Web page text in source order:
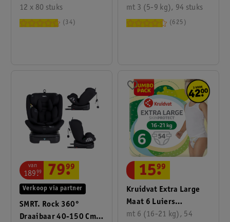
Babydoekjes Valuepack
12 x 80 stuks
34
mt 3 (5-9 kg), 94 stuks
625
SMRT. Rock 360°
Draaibaar 40-150 Cm
Verkoop via partner
van
189.
99 79.
99
Kruidvat Extra Large
Maat 6 Luiers
Jumbopack
mt 6 (16-21 kg), 54
15.
99